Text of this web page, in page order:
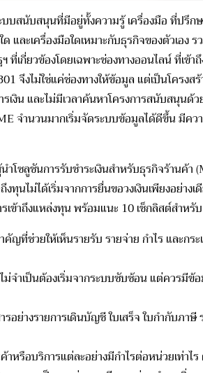
บบสนับสนุนที่มีอยู่ทั้งความรู้ เครื่องมือ ที่ปรึก
และเครื่องมือใดเหมาะกับธุรกิจของตัวเอง
ที่เกี่ยวข้องโดยเฉพาะช่องทางออนไลน์ ที่เข้
จึงไม่ใช่แค่ช่องทางให้ข้อมูล แต่เป็นโครงส
น และไม่มีเวลาค้นหาโครงการสนับสนุนด้ว
จำนวนมากเริ่มจัดระบบข้อมูลได้ดีขึ้น มีคว
ำโซลูชันการรับชำระเงินสำหรับธุรกิจร้านค้า (
ทุนไม่ได้เริ่มจากการยื่นขอวงเงินเพียงอย่าง
เข้าถึงแหล่งทุน พร้อมแนะ 10 เช็กลิสต์สำหรั
คัญที่ช่วยให้เห็นรายรับ รายจ่าย กำไร และก
ม่จำเป็นต้องเริ่มจากระบบซับซ้อน แต่ควรมีข้
รอย่างรายการเดินบัญชี ใบเสร็จ ใบกำกับภาษี
าหรือบริการแต่ละอย่างมีกำไรต่อหน่วยเท่า